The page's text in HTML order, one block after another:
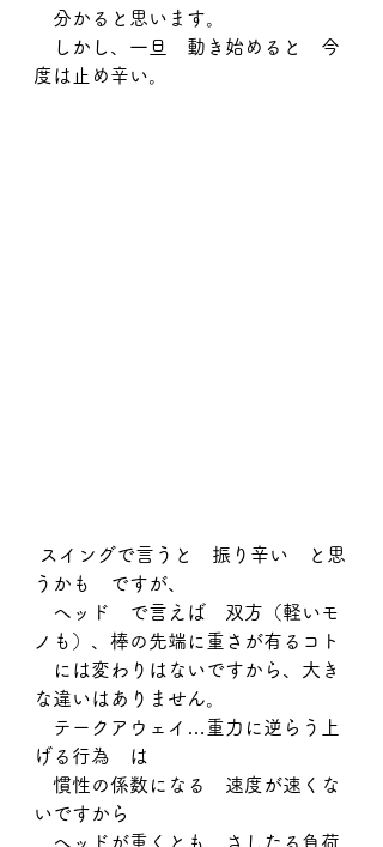
分かると思います。
しかし、一旦　動き始めると　今
度は止め辛い。
うかも　ですが、
ヘッド　で言えば　双方（軽いモ
ノも）、棒の先端に重さが有るコト
には変わりはないですから、大き
な違いはありません。
テークアウェイ…重力に逆らう上
げる行為　は
慣性の係数になる　速度が速くな
いですから
ヘッドが重くとも　さしたる負荷